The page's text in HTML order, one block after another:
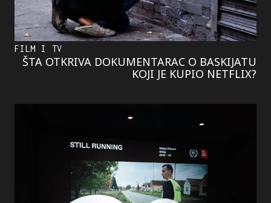
FILM I TV
ŠTA OTKRIVA DOKUMENTARAC O BASKIJATU
KOJI JE KUPIO NETFLIX?